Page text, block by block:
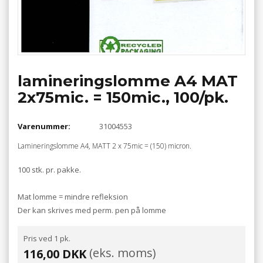
lamineringslomme A4 MAT
2x75mic. = 150mic., 100/pk.
Varenummer: 31004553
Lamineringslomme A4, MATT 2 x 75mic = (150) micron.
100 stk. pr. pakke.
Mat lomme = mindre refleksion
Der kan skrives med perm. pen på lomme
Pris ved 1 pk.
116,00 DKK(eks. moms)